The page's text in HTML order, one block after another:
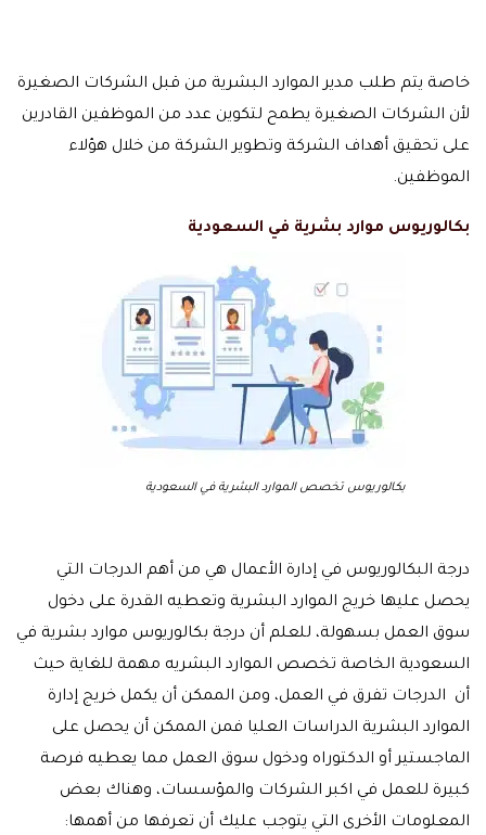
خاصة يتم طلب مدير الموارد البشرية من قبل الشركات الصغيرة
لأن الشركات الصغيرة يطمح لتكوين عدد من الموظفين القادرين
على تحقيق أهداف الشركة وتطوير الشركة من خلال هؤلاء
الموظفين.
بكالوريوس موارد بشرية في السعودية
بكالوريوس تخصص الموارد البشرية في السعودية
درجة البكالوريوس في إدارة الأعمال هي من أهم الدرجات التي
يحصل عليها خريج الموارد البشرية وتعطيه القدرة على دخول
سوق العمل بسهولة، للعلم أن درجة بكالوريوس موارد بشرية في
السعودية الخاصة تخصص الموارد البشريه مهمة للغاية حيث
أن الدرجات تفرق في العمل، ومن الممكن أن يكمل خريج إدارة
الموارد البشرية الدراسات العليا فمن الممكن أن يحصل على
الماجستير أو الدكتوراه ودخول سوق العمل مما يعطيه فرصة
كبيرة للعمل في اكبر الشركات والمؤسسات، وهناك بعض
المعلومات الأخرى التي يتوجب عليك أن تعرفها من أهمها: